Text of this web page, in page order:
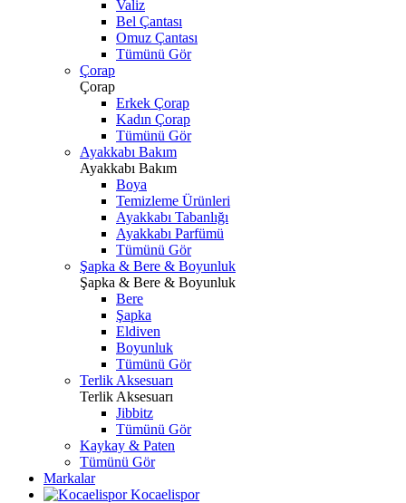
Valiz
Bel Çantası
Omuz Çantası
Tümünü Gör
Çorap
Çorap
Erkek Çorap
Kadın Çorap
Tümünü Gör
Ayakkabı Bakım
Ayakkabı Bakım
Boya
Temizleme Ürünleri
Ayakkabı Tabanlığı
Ayakkabı Parfümü
Tümünü Gör
Şapka & Bere & Boyunluk
Şapka & Bere & Boyunluk
Bere
Şapka
Eldiven
Boyunluk
Tümünü Gör
Terlik Aksesuarı
Terlik Aksesuarı
Jibbitz
Tümünü Gör
Kaykay & Paten
Tümünü Gör
Markalar
Kocaelispor